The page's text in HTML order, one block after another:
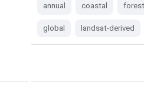
annual coastal
global landsat-derived